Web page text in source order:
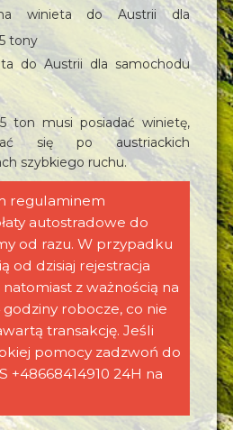
winieta do Austrii dla
tony
do Austrii dla samochodu
ton musi posiadać winietę,
się po austriackich
szybkiego ruchu.
regulaminem
autostradowe do
od razu. W przypadku
od dzisiaj rejestracja
z ważnością na
godziny robocze, co nie
transakcję. Jeśli
pomocy zadzwoń do
+48668414910 24H na